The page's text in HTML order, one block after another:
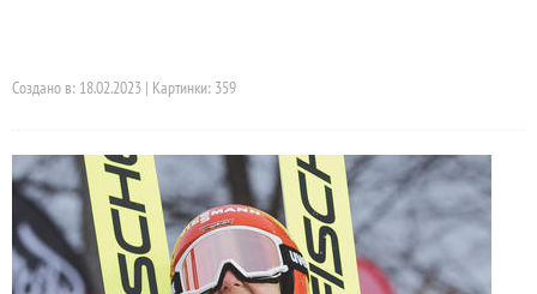
Создано в: 18.02.2023 | Картинки: 359